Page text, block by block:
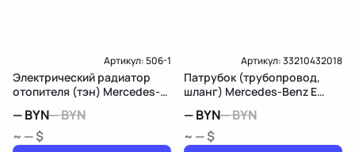
Артикул:506-1
Электрический радиатор
отопителя (тэн) Mercedes-
—BYN—BYN
~ — $
Артикул:33210432018
Патрубок (трубопровод,
шланг) Mercedes-Benz E
—BYN—BYN
~ — $